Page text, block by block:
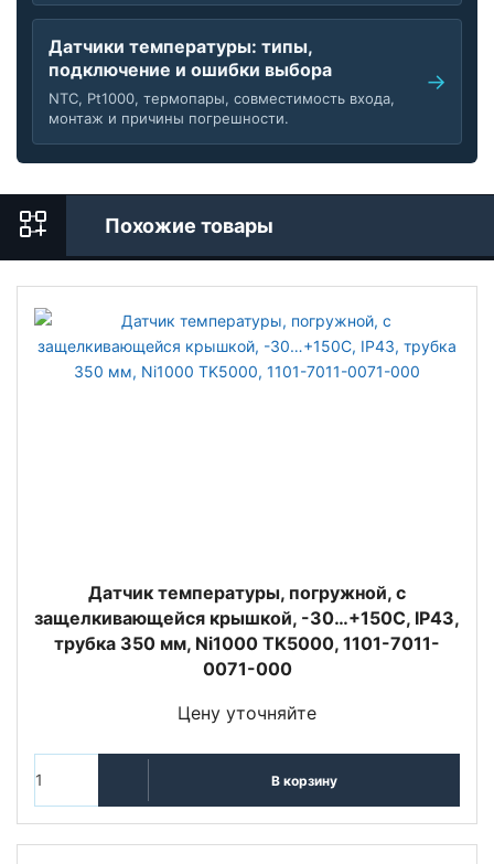
Датчики температуры: типы,
подключение и ошибки выбора
NTC, Pt1000, термопары, совместимость входа,
монтаж и причины погрешности.
Похожие товары
Датчик температуры, погружной, с
защелкивающейся крышкой, -30…+150C, IP43,
трубка 350 мм, Ni1000 TK5000, 1101-7011-
0071-000
Цену уточняйте
В корзину